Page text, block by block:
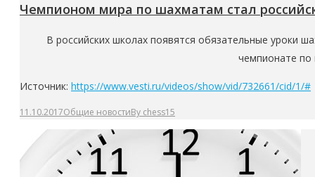
Чемпионом мира по шахматам стал
В российских школах появятся обязательные уроки
чемпионате по
Источник: https://www.vesti.ru/videos/show/vid/732661/cid/1/#
11.10.2017Общие новостиBy chess15